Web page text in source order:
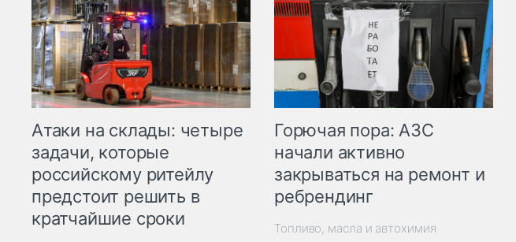
Атаки на склады: четыре
задачи, которые
российскому ритейлу
предстоит решить в
кратчайшие сроки
Горючая пора: АЗС
начали активно
закрываться на ремонт и
ребрендинг
Топливо, масла и автохимия